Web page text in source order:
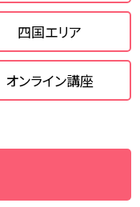
四国エリア
オンライン講座